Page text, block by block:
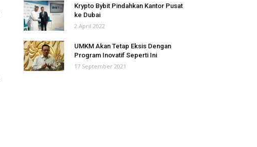
Krypto Bybit Pindahkan Kantor Pusat
ke Dubai
2 April 2022
UMKM Akan Tetap Eksis Dengan
Program Inovatif Seperti Ini
17 September 2021